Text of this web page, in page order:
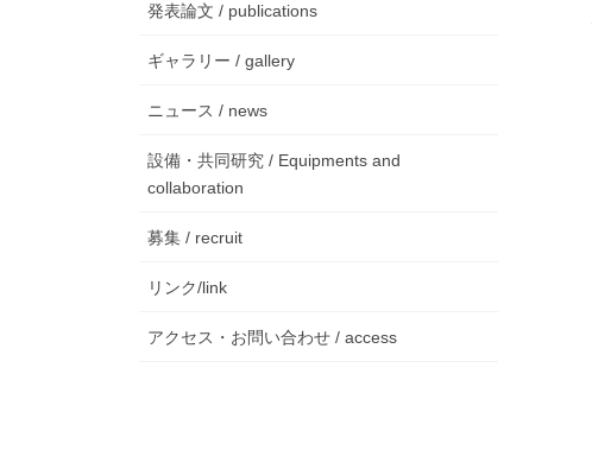
発表論文 / publications
ギャラリー / gallery
ニュース / news
設備・共同研究 / Equipments and
collaboration
募集 / recruit
リンク/link
アクセス・お問い合わせ / access